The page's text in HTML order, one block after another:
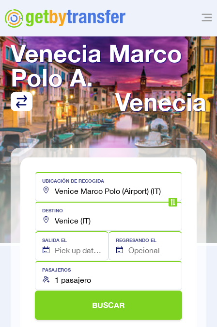
TRANSFER DESDE
Venecia Marco
Polo A.
Venecia
UBICACIÓN DE RECOGIDA
DESTINO
SALIDA EL REGRESANDO EL
PASAJEROS
BUSCAR